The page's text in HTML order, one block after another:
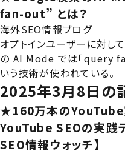
fan-out” とは？
海外SEO情報ブログ
オプトインユーザーに対し
の AI Mode では「query
いう技術が使われている。
2025年3月8日の
★160万本のYouTube
YouTube SEOの実践
SEO情報ウォッチ】